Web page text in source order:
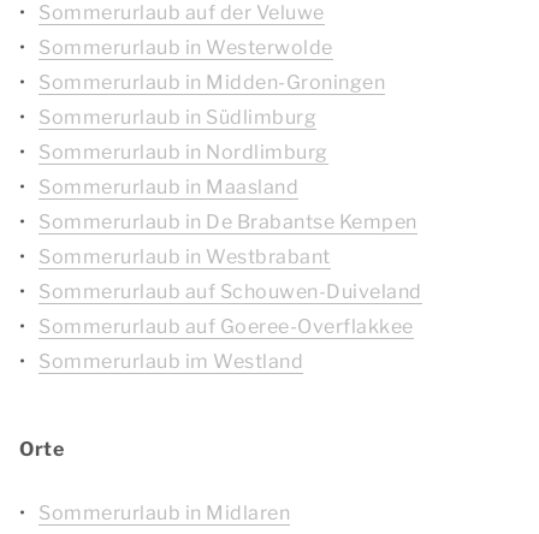
Sommerurlaub auf der Veluwe
Sommerurlaub in Westerwolde
Sommerurlaub in Midden-Groningen
Sommerurlaub in Südlimburg
Sommerurlaub in Nordlimburg
Sommerurlaub in Maasland
Sommerurlaub in De Brabantse Kempen
Sommerurlaub in Westbrabant
Sommerurlaub auf Schouwen-Duiveland
Sommerurlaub auf Goeree-Overflakkee
Sommerurlaub im Westland
Orte
Sommerurlaub in Midlaren